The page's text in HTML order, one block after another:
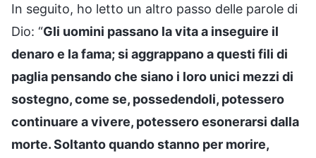
In seguito, ho letto un altro passo delle parole di
Dio: “Gli uomini passano la vita a inseguire il
denaro e la fama; si aggrappano a questi fili di
paglia pensando che siano i loro unici mezzi di
sostegno, come se, possedendoli, potessero
continuare a vivere, potessero esonerarsi dalla
morte. Soltanto quando stanno per morire,